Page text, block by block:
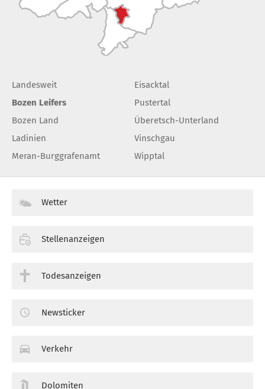
Landesweit
Bozen Leifers
Bozen Land
Ladinien
Meran-Burggrafenamt
Eisacktal
Pustertal
Überetsch-Unterland
Vinschgau
Wipptal
Wetter
Stellenanzeigen
Todesanzeigen
Newsticker
Verkehr
Dolomiten